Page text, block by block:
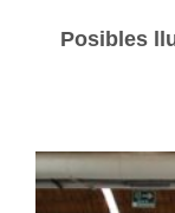
Posibles